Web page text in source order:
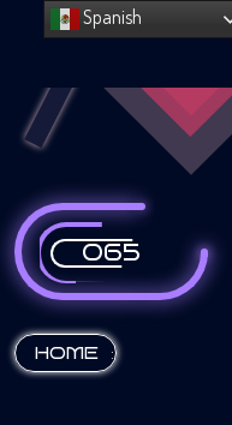
065
HOME :
Spanish